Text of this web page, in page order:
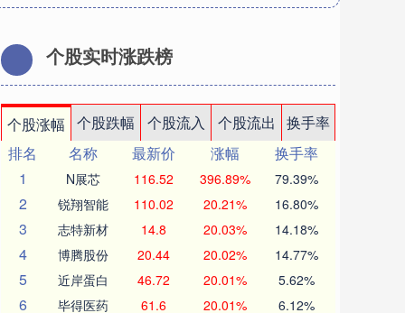
个股实时涨跌榜
个股涨幅 个股跌幅 个股流入 个股流出
换手率
排名
名称 最新价 涨幅
换手率
1
N展芯 116.52 396.89% 79.39%
2 锐翔智能 110.02 20.21% 16.80%
3 志特新材 14.8 20.03% 14.18%
4 博腾股份 20.44 20.02% 14.77%
5 近岸蛋白 46.72 20.01% 5.62%
6 毕得医药 61.6 20.01% 6.12%